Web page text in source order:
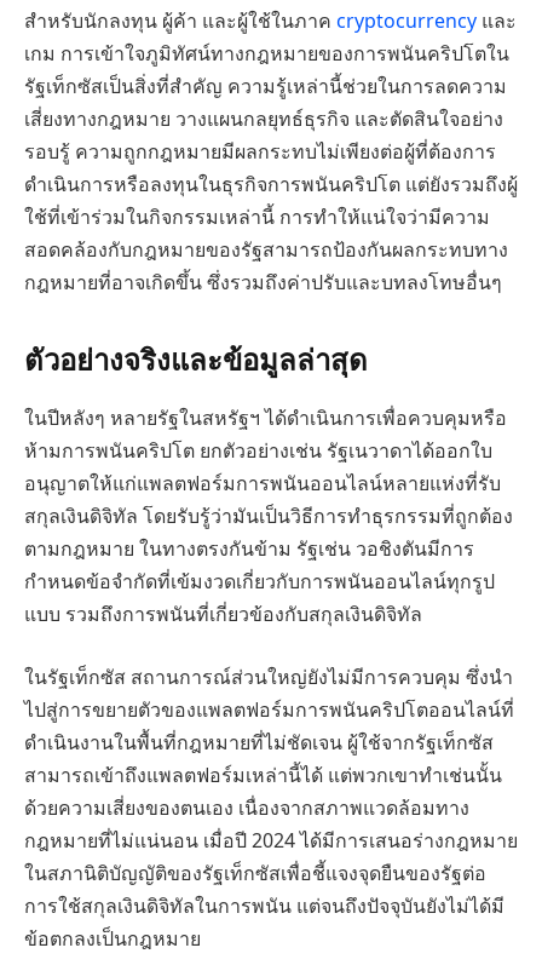
สำหรับนักลงทุน ผู้ค้า และผู้ใช้ในภาค cryptocurrency และ
เกม การเข้าใจภูมิทัศน์ทางกฎหมายของการพนันคริปโตใน
รัฐเท็กซัสเป็นสิ่งที่สำคัญ ความรู้เหล่านี้ช่วยในการลดความ
เสี่ยงทางกฎหมาย วางแผนกลยุทธ์ธุรกิจ และตัดสินใจอย่าง
รอบรู้ ความถูกกฎหมายมีผลกระทบไม่เพียงต่อผู้ที่ต้องการ
ดำเนินการหรือลงทุนในธุรกิจการพนันคริปโต แต่ยังรวมถึงผู้
ใช้ที่เข้าร่วมในกิจกรรมเหล่านี้ การทำให้แน่ใจว่ามีความ
สอดคล้องกับกฎหมายของรัฐสามารถป้องกันผลกระทบทาง
กฎหมายที่อาจเกิดขึ้น ซึ่งรวมถึงค่าปรับและบทลงโทษอื่นๆ
ตัวอย่างจริงและข้อมูลล่าสุด
ในปีหลังๆ หลายรัฐในสหรัฐฯ ได้ดำเนินการเพื่อควบคุมหรือ
ห้ามการพนันคริปโต ยกตัวอย่างเช่น รัฐเนวาดาได้ออกใบ
อนุญาตให้แก่แพลตฟอร์มการพนันออนไลน์หลายแห่งที่รับ
สกุลเงินดิจิทัล โดยรับรู้ว่ามันเป็นวิธีการทำธุรกรรมที่ถูกต้อง
ตามกฎหมาย ในทางตรงกันข้าม รัฐเช่น วอชิงตันมีการ
กำหนดข้อจำกัดที่เข้มงวดเกี่ยวกับการพนันออนไลน์ทุกรูป
แบบ รวมถึงการพนันที่เกี่ยวข้องกับสกุลเงินดิจิทัล
ในรัฐเท็กซัส สถานการณ์ส่วนใหญ่ยังไม่มีการควบคุม ซึ่งนำ
ไปสู่การขยายตัวของแพลตฟอร์มการพนันคริปโตออนไลน์ที่
ดำเนินงานในพื้นที่กฎหมายที่ไม่ชัดเจน ผู้ใช้จากรัฐเท็กซัส
สามารถเข้าถึงแพลตฟอร์มเหล่านี้ได้ แต่พวกเขาทำเช่นนั้น
ด้วยความเสี่ยงของตนเอง เนื่องจากสภาพแวดล้อมทาง
กฎหมายที่ไม่แน่นอน เมื่อปี 2024 ได้มีการเสนอร่างกฎหมาย
ในสภานิติบัญญัติของรัฐเท็กซัสเพื่อชี้แจงจุดยืนของรัฐต่อ
การใช้สกุลเงินดิจิทัลในการพนัน แต่จนถึงปัจจุบันยังไม่ได้มี
ข้อตกลงเป็นกฎหมาย